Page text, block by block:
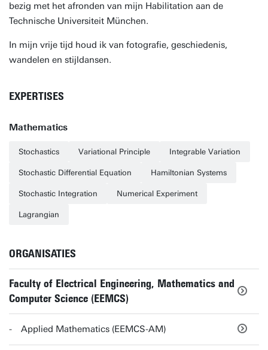
bezig met het afronden van mijn Habilitation aan de
Technische Universiteit München.
In mijn vrije tijd houd ik van fotografie, geschiedenis,
wandelen en stijldansen.
EXPERTISES
Mathematics
Stochastics Variational Principle Integrable Variation
Stochastic Differential Equation Hamiltonian Systems
Stochastic Integration Numerical Experiment
Lagrangian
ORGANISATIES
Faculty of Electrical Engineering, Mathematics and
Computer Science (EEMCS)
Applied Mathematics (EEMCS-AM)